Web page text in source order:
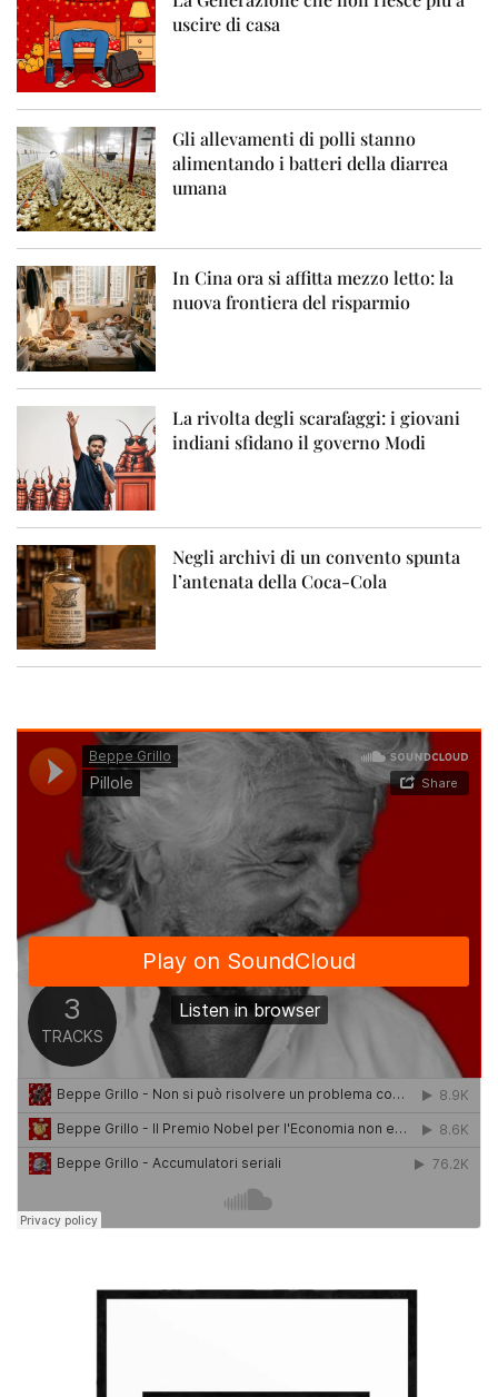
uscire di casa
Gli allevamenti di polli stanno
alimentando i batteri della diarrea
umana
In Cina ora si affitta mezzo letto: la
nuova frontiera del risparmio
La rivolta degli scarafaggi: i giovani
indiani sfidano il governo Modi
Negli archivi di un convento spunta
l’antenata della Coca-Cola